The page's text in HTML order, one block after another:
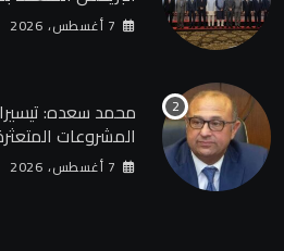
الصناعة يبحث مع
للتكامل الصناعي
7 أغسطس، 2026
محمد سعده:
المشروعات
7 أغسطس، 2026